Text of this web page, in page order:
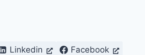
Linkedin
Facebook